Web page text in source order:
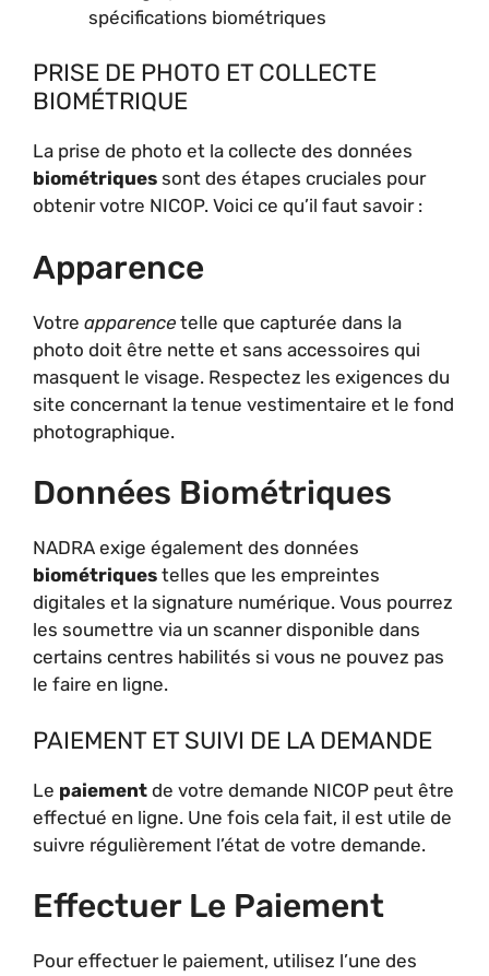
spécifications biométriques
PRISE DE PHOTO ET COLLECTE
BIOMÉTRIQUE
La prise de photo et la collecte des données
biométriques sont des étapes cruciales pour
obtenir votre NICOP. Voici ce qu’il faut savoir :
Apparence
Votre apparence telle que capturée dans la
photo doit être nette et sans accessoires qui
masquent le visage. Respectez les exigences du
site concernant la tenue vestimentaire et le fond
photographique.
Données Biométriques
NADRA exige également des données
biométriques telles que les empreintes
digitales et la signature numérique. Vous pourrez
les soumettre via un scanner disponible dans
certains centres habilités si vous ne pouvez pas
le faire en ligne.
PAIEMENT ET SUIVI DE LA DEMANDE
Le paiement de votre demande NICOP peut être
effectué en ligne. Une fois cela fait, il est utile de
suivre régulièrement l’état de votre demande.
Effectuer Le Paiement
Pour effectuer le paiement, utilisez l’une des